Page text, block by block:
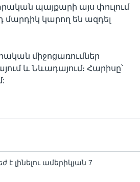
պայքարի այս փուլում
մարդիկ կարող են ազդել
միջոցառումներ
և Նևադայում։ Հարիսը՝
ամերիկյան 7